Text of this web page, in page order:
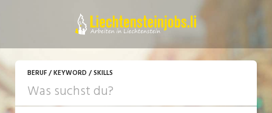
BERUF / KEYWORD / SKILLS